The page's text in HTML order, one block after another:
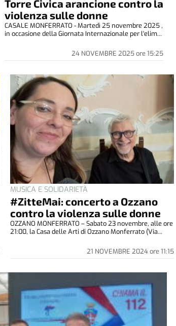
Torre Civica arancione contro la
violenza sulle donne
24 NOVEMBRE 2025ore 15:25
CASALE MONFERRATO - Martedì 25 novembre 2025 ,
in occasione della Giornata Internazionale per l'elim...
MUSICA E SOLIDARIETÀ
#ZitteMai: concerto a Ozzano
contro la violenza sulle donne
21 NOVEMBRE 2024ore 11:15
OZZANO MONFERRATO – Sabato 23 novembre, alle ore
21:00, la Casa delle Arti di Ozzano Monferrato (Via...